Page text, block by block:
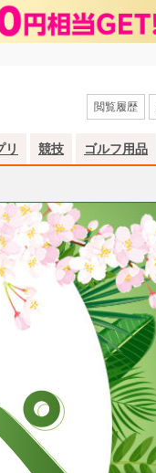
閲覧履歴
リ 競技 ゴルフ用品